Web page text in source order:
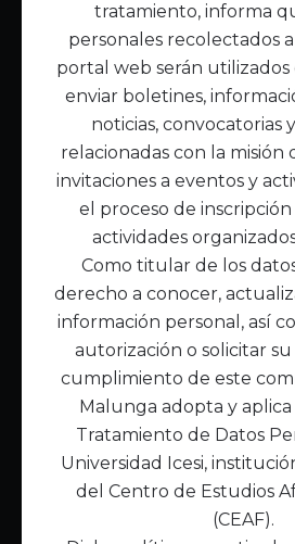
Enlaces Principales
Inicio
Acerca de Malunga
Nuestra misión
Quiénes somos
Enlaces de interés
Publicaciones
Noticias
Contáctanos
Política de Tratamiento de
tratamiento, informa
personales recolectados
portal web serán utilizados
enviar boletines,
noticias, convocatorias
relacionadas con la misión
invitaciones a eventos y
el proceso de
actividades
Como titular de los
derecho a conocer,
información personal, así
autorización o solicitar
cumplimiento de este
Malunga adopta y
Tratamiento de Datos
Universidad Icesi,
del Centro de Estudios
(CEAF).